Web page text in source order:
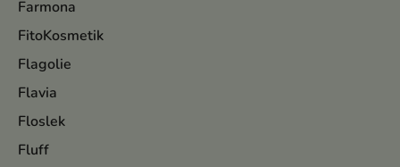
Farmona
FitoKosmetik
Flagolie
Flavia
Floslek
Fluff